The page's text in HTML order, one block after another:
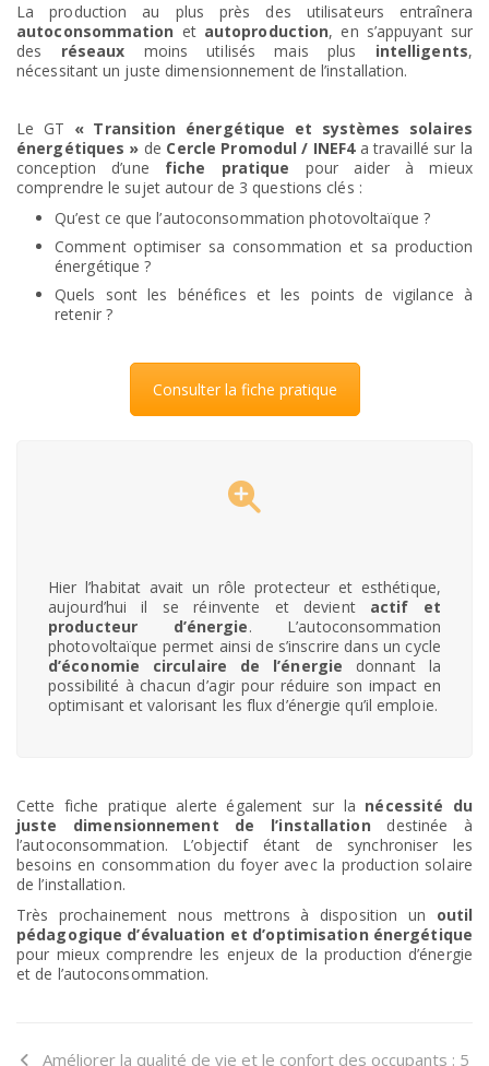
La production au plus près des utilisateurs entraînera
autoconsommation et autoproduction, en s’appuyant sur
des réseaux moins utilisés mais plus intelligents,
nécessitant un juste dimensionnement de l’installation.
Le GT « Transition énergétique et systèmes solaires
énergétiques » de Cercle Promodul / INEF4a travaillé sur la
conception d’une fiche pratique pour aider à mieux
comprendre le sujet autour de 3 questions clés :
Qu’est ce que l’autoconsommation photovoltaïque ?
Comment optimiser sa consommation et sa production
énergétique ?
Quels sont les bénéfices et les points de vigilance à
retenir ?
Consulter la fiche pratique
Hier l’habitat avait un rôle protecteur et esthétique,
aujourd’hui il se réinvente et devient actif et
producteur d’énergie. L’autoconsommation
photovoltaïque permet ainsi de s’inscrire dans un cycle
d’économie circulaire de l’énergie donnant la
possibilité à chacun d’agir pour réduire son impact en
optimisant et valorisant les flux d’énergie qu’il emploie.
Cette fiche pratique alerte également sur la nécessité du
juste dimensionnement de l’installation destinée à
l’autoconsommation. L’objectif étant de synchroniser les
besoins en consommation du foyer avec la production solaire
de l’installation.
Très prochainement nous mettrons à disposition un outil
pédagogique d’évaluation et d’optimisation énergétique
pour mieux comprendre les enjeux de la production d’énergie
et de l’autoconsommation.
Améliorer la qualité de vie et le confort des occupants : 5